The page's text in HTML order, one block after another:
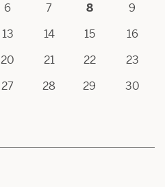
6 7 8
9
13 14 15
16
20 21 22
23
27 28 29
30